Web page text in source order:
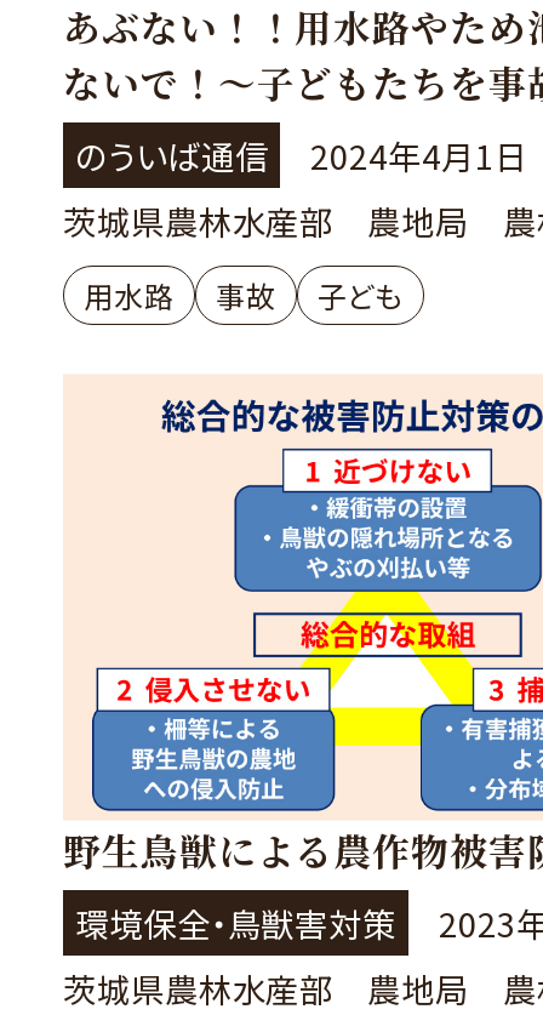
あぶない！！用水路やため
ないで！～子どもたちを事
るために～
のういば通信
2024年4月1日
茨城県農林水産部 農地局 農
用水路 事故 子ども
野生鳥獣による農作物被害
環境保全・鳥獣害対策
2023
茨城県農林水産部 農地局 農